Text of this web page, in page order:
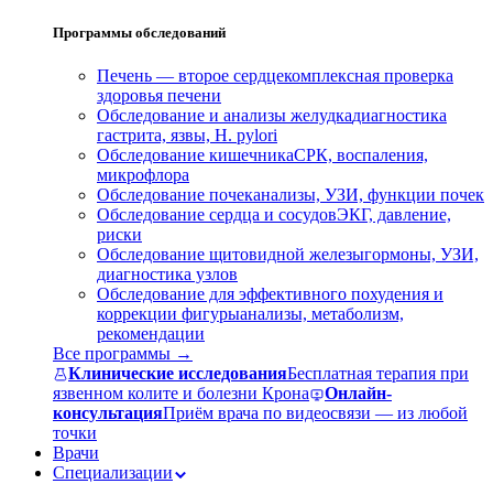
Программы обследований
Печень — второе сердцекомплексная проверка
здоровья печени
Обследование и анализы желудкадиагностика
гастрита, язвы, H. pylori
Обследование кишечникаСРК, воспаления,
микрофлора
Обследование почеканализы, УЗИ, функции почек
Обследование сердца и сосудовЭКГ, давление,
риски
Обследование щитовидной железыгормоны, УЗИ,
диагностика узлов
Обследование для эффективного похудения и
коррекции фигурыанализы, метаболизм,
рекомендации
Все программы →
Клинические исследованияБесплатная терапия при
язвенном колите и болезни Крона
Онлайн-
консультацияПриём врача по видеосвязи — из любой
точки
Врачи
Специализации